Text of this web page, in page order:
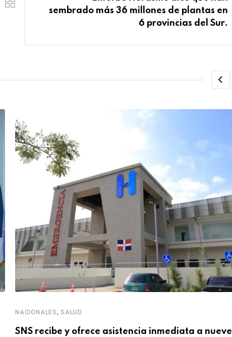
sembrado más 36 millones de plantas en
6 provincias del Sur.
NACIONALES, SALUD
SNS recibe y ofrece asistencia inmediata a nueve